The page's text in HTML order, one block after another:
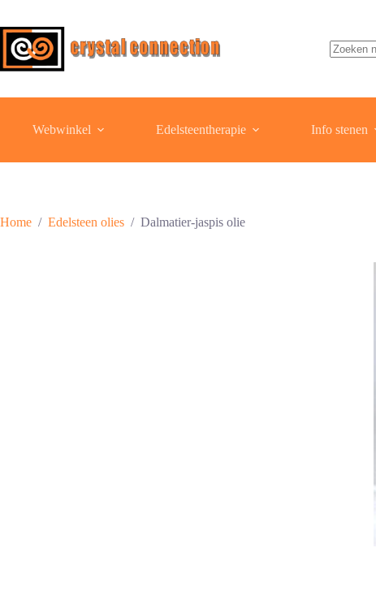
de
inhoud
Webwinkel Edelsteentherapie Info stenen
Home / Edelsteen olies / Dalmatier-jaspis olie